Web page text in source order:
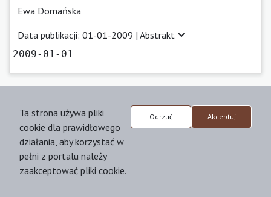
Ewa Domańska
Data publikacji: 01-01-2009 | Abstrakt
2009-01-01
Czasopismo: Er(r)go. Teoria - Literatura - Kultura
Biblia Jonasza: dekolonizacja
chrześcijaństwa w kontekście
Ta strona używa pliki
cookie dla prawidłowego
działania, aby korzystać w
pełni z portalu należy
zaakceptować pliki cookie.
Odrzuć Akceptuj